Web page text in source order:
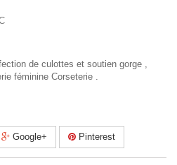
de culottes et soutien gorge ,
féminine Corseterie .
Google+ Pinterest